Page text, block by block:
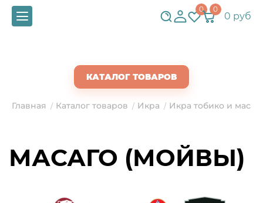
0 0
0 руб
КАТАЛОГ ТОВАРОВ
Главная / Каталог товаров / Икра / Икра тобико и
МАСАГО (МОЙВЫ)